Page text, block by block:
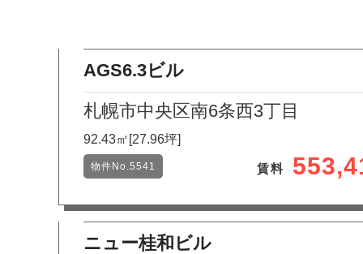
AGS6.3ビル
札幌市中央区南6条西3丁目
92.43㎡[27.96坪]
物件No.5541 賃料
ニュー桂和ビル